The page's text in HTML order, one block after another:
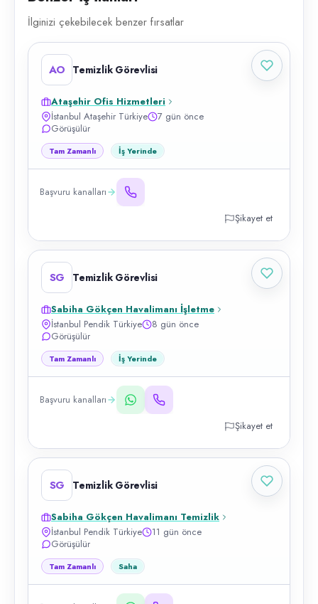
İlginizi çekebilecek benzer fırsatlar
AO Temizlik Görevlisi
Ataşehir Ofis Hizmetleri
İstanbul Ataşehir Türkiye
7 gün önce
Görüşülür
Tam Zamanlı İş Yerinde
Başvuru kanalları
Şikayet et
SG Temizlik Görevlisi
Sabiha Gökçen Havalimanı İşletme
İstanbul Pendik Türkiye
8 gün önce
Görüşülür
Tam Zamanlı İş Yerinde
Başvuru kanalları
Şikayet et
SG Temizlik Görevlisi
Sabiha Gökçen Havalimanı Temizlik
İstanbul Pendik Türkiye
11 gün önce
Görüşülür
Tam Zamanlı Saha